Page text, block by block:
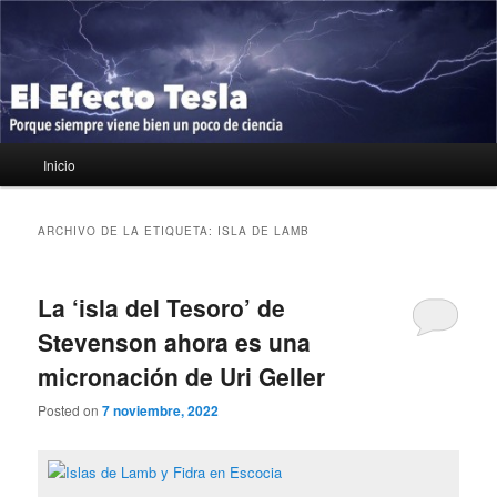
contenido
principal
contenido
secundario
El Efecto Tesla
Porque siempre viene bien un poco de ciencia
principal
Inicio
ARCHIVO DE LA ETIQUETA: ISLA DE LAMB
La ‘isla del Tesoro’ de
Stevenson ahora es una
micronación de Uri Geller
Posted on7 noviembre, 2022